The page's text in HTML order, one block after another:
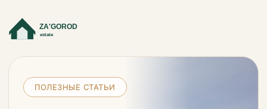
ZA'GOROD
estate
ПОЛЕЗНЫЕ СТАТЬИ